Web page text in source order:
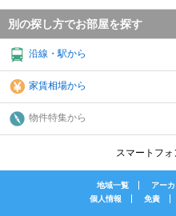
別の探し方でお部屋を探す
沿線・駅から
家賃相場から
物件特集から
スマートフォ
地域一覧 アー
個人情報
免責